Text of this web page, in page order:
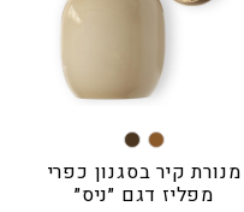
מנורת קיר בסגנון כפרי
מפליז דגם ״ניס״